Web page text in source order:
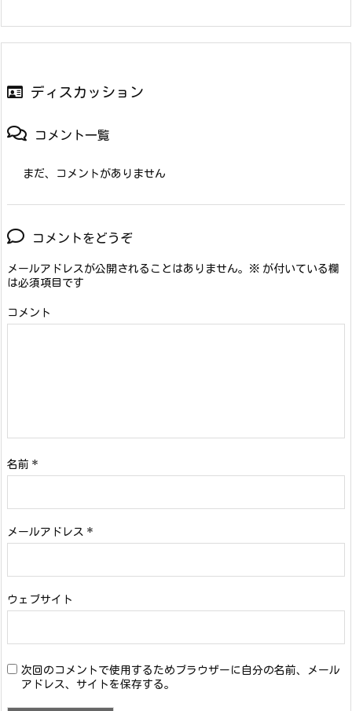
ディスカッション
コメント一覧
まだ、コメントがありません
コメントをどうぞ
メールアドレスが公開されることはありません。 ※ が付いている欄
は必須項目です
コメント
名前 *
メールアドレス *
ウェブサイト
次回のコメントで使用するためブラウザーに自分の名前、メール
アドレス、サイトを保存する。